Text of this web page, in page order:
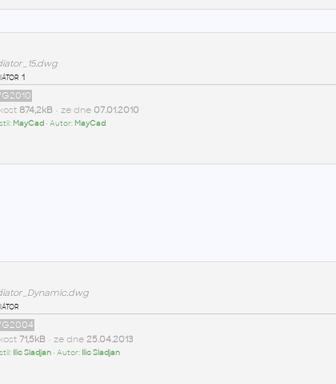
1
874,2kB• ze dne 07.01.2010
MayCad• Autor: MayCad
71,5kB• ze dne 25.04.2013
Ilic Sladjan• Autor: Ilic Sladjan